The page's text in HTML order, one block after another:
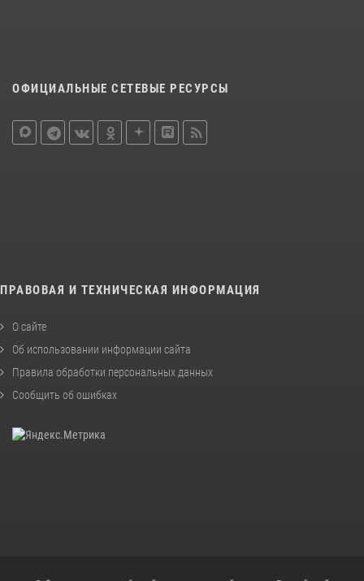
ОФИЦИАЛЬНЫЕ СЕТЕВЫЕ РЕСУРСЫ
ПРАВОВАЯ И ТЕХНИЧЕСКАЯ ИНФОРМАЦИЯ
О сайте
Об использовании информации сайта
Правила обработки персональных данных
Сообщить об ошибках